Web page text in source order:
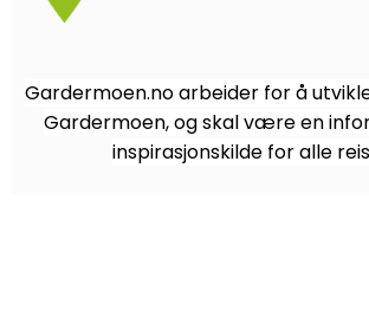
Gardermoen.no arbeider for å
Gardermoen, og skal være en
inspirasjonskilde for alle